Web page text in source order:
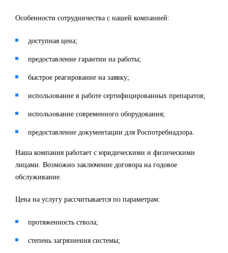
Особенности сотрудничества с нашей компанией:
доступная цена;
предоставление гарантии на работы;
быстрое реагирование на заявку;
использование в работе сертифицированных препаратов;
использование современного оборудования;
предоставление документации для Роспотребнадзора.
Наша компания работает с юридическими и физическими
лицами. Возможно заключение договора на годовое
обслуживание.
Цена на услугу рассчитывается по параметрам:
протяженность ствола;
степень загрязнения системы;